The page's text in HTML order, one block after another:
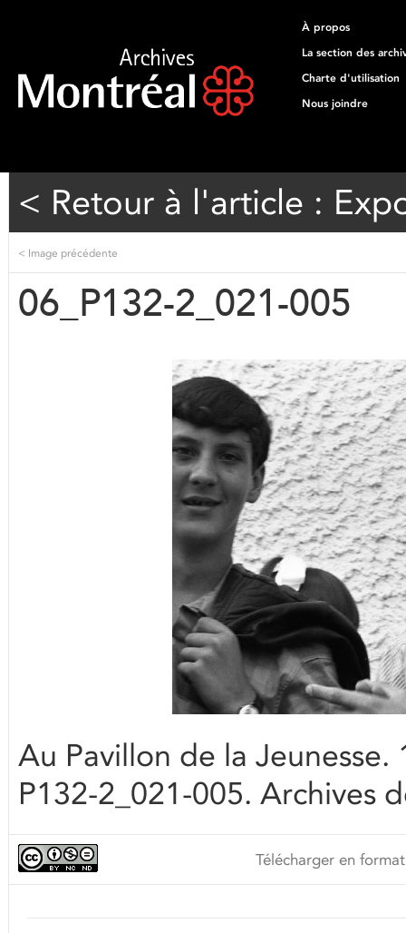
À propos
La section des
Charte d'utilisation
Nous joindre
< Retour à l'article :
< Image précédente
06_P132-2_021-005
Au Pavillon de la
P132-2_021-005. Archives
Télécharger en